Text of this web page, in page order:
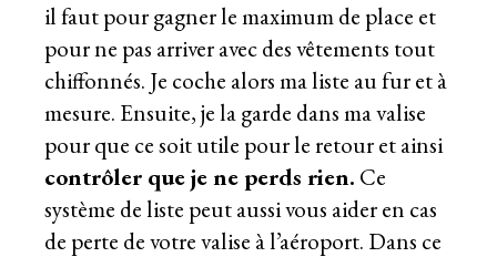
il faut pour gagner le maximum de place et
pour ne pas arriver avec des vêtements tout
chiffonnés. Je coche alors ma liste au fur et à
mesure. Ensuite, je la garde dans ma valise
pour que ce soit utile pour le retour et ainsi
contrôler que je ne perds rien. Ce
système de liste peut aussi vous aider en cas
de perte de votre valise à l’aéroport. Dans ce